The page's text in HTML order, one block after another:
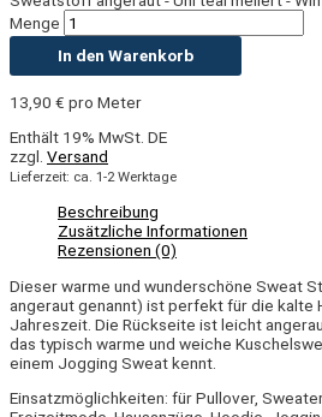
Menge
In den Warenkorb
13,90 € pro Meter
Enthält 19% MwSt. DE
zzgl. Versand
Lieferzeit: ca. 1-2 Werktage
Beschreibung
Zusätzliche Informationen
Rezensionen (0)
Dieser warme und wunderschöne Sweat
angeraut genannt) ist perfekt für die kalte
Jahreszeit. Die Rückseite ist leicht
das typisch warme und weiche
einem Jogging Sweat kennt.
Einsatzmöglichkeiten: für Pullover,